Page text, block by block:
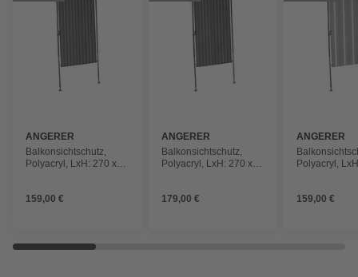
ANGERER
FREIZEITMÖBEL
Balkonsichtschutz,
Polyacryl, LxH: 270 x
159,00 €
ANGERER
FREIZEITMÖBEL
Balkonsichtschutz,
Polyacryl, LxH: 270 x
179,00 €
ANGERER
Polyacryl,
159,00 €